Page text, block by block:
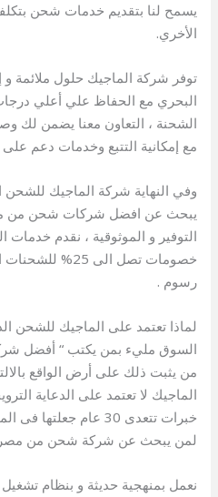
يسمح لنا بتقديم خدمات شحن
الأخري.
توفر شركة الماجيك حلول ملائمة
البحري مع الحفاظ علي أعلي
الشحنة ، التعاون معنا يضمن لك
مع إمكانية التتبع وخدمات دعم
وفي النهاية شركة الماجيك
يبحث عن افضل شركات شحن من
التوفير و الموثوقية ، نقدم
خصومات تصل الى
رسوم .
لماذا تعتمد على الماجيك للشحن
السوق مليء بمن يكتب “ أفضل
من يثبت ذلك على أرض الواقع
الماجيك لا تعتمد على الدعاية
خبرات تتعدى 30 عام
لمن يبحث عن شركة شحن من مصر
نعمل بمنهجية حديثة و بنظام تشغيل